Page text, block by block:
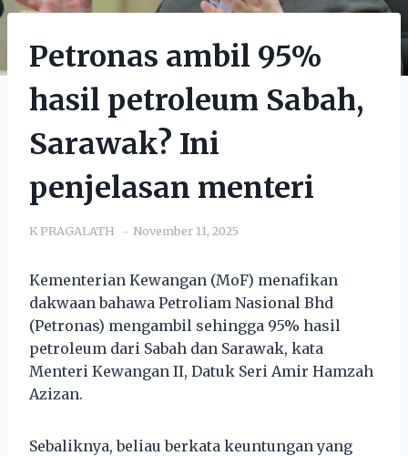
Petronas ambil 95%
hasil petroleum Sabah,
Sarawak? Ini
penjelasan menteri
K PRAGALATH November 11, 2025
Kementerian Kewangan (MoF) menafikan
dakwaan bahawa Petroliam Nasional Bhd
(Petronas) mengambil sehingga 95% hasil
petroleum dari Sabah dan Sarawak, kata
Menteri Kewangan II, Datuk Seri Amir Hamzah
Azizan.
Sebaliknya, beliau berkata keuntungan yang